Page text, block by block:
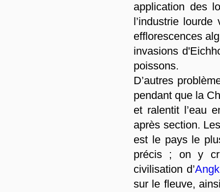
application des
l’industrie
efflorescences
invasions
poissons.
D’autres
pendant que la
et ralentit l’eau
après section.
est le pays le
précis ; on y
civilisation d’
sur le fleuve,